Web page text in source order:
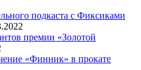
подкаста с Фиксиками
премии «Золотой
«Финник» в прокате